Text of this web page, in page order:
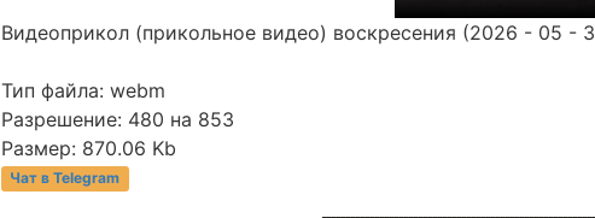
Видеоприкол (прикольное видео) воскресения (2026 - 05 -
Тип файла: webm
Разрешение: 480 на 853
Размер: 870.06 Kb
Чат в Telegram